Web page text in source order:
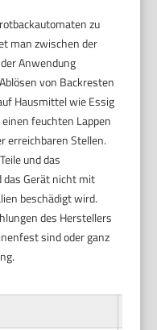
zu
man zwischen der
Anwendung
von Backresten
Hausmittel wie Essig
feuchten Lappen
erreichbaren Stellen.
und das
das Gerät nicht mit
beschädigt wird.
des Herstellers
sind oder ganz